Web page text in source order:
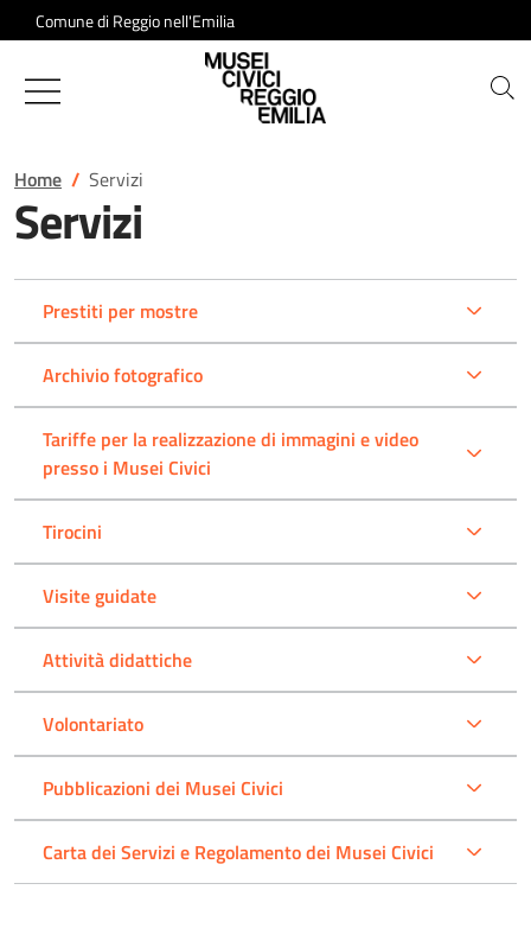
Salta al contenuto
Comune di Reggio nell'Emilia
Musei Civici di Reggio Emilia
Home Servizi
Servizi
Prestiti per mostre
Archivio fotografico
Tariffe per la realizzazione di immagini e video
presso i Musei Civici
Tirocini
Visite guidate
Attività didattiche
Volontariato
Pubblicazioni dei Musei Civici
Carta dei Servizi e Regolamento dei Musei Civici